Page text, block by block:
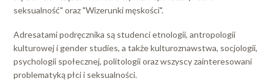
seksualność" oraz "Wizerunki męskości".
Adresatami podręcznika są studenci etnologii, antropologii
kulturowej i gender studies, a także kulturoznawstwa, socjologii,
psychologii społecznej, politologii oraz wszyscy zainteresowani
problematyką płci i seksualności.